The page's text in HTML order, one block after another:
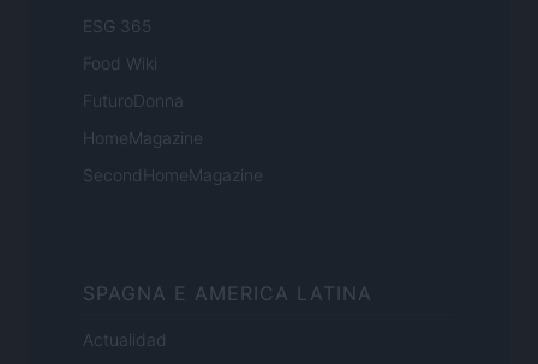
ESG 365
Food Wiki
FuturoDonna
HomeMagazine
SecondHomeMagazine
SPAGNA E AMERICA LATINA
Actualidad